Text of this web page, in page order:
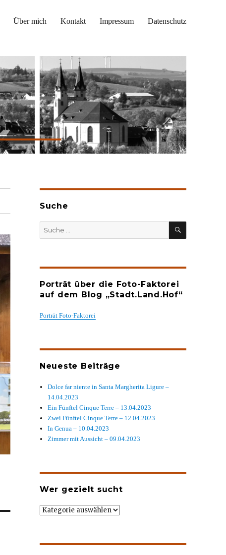
Über mich Kontakt Impressum Datenschutz
Suche
SUCHEN
Porträt über die Foto-Faktorei
auf dem Blog „Stadt.Land.Hof“
Porträt Foto-Faktorei
Neueste Beiträge
Dolce far niente in Santa Margherita Ligure –
14.04.2023
Ein Fünftel Cinque Terre – 13.04.2023
Zwei Fünftel Cinque Terre – 12.04.2023
In Genua – 10.04.2023
Zimmer mit Aussicht – 09.04.2023
Wer gezielt sucht
Wer